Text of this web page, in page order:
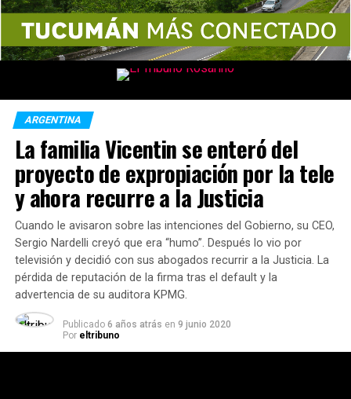
ARGENTINA
La familia Vicentin se enteró del
proyecto de expropiación por la tele
y ahora recurre a la Justicia
Cuando le avisaron sobre las intenciones del Gobierno, su CEO,
Sergio Nardelli creyó que era “humo”. Después lo vio por
televisión y decidió con sus abogados recurrir a la Justicia. La
pérdida de reputación de la firma tras el default y la
advertencia de su auditora KPMG.
Publicado 6 años atrás en 9 junio 2020
Por eltribuno